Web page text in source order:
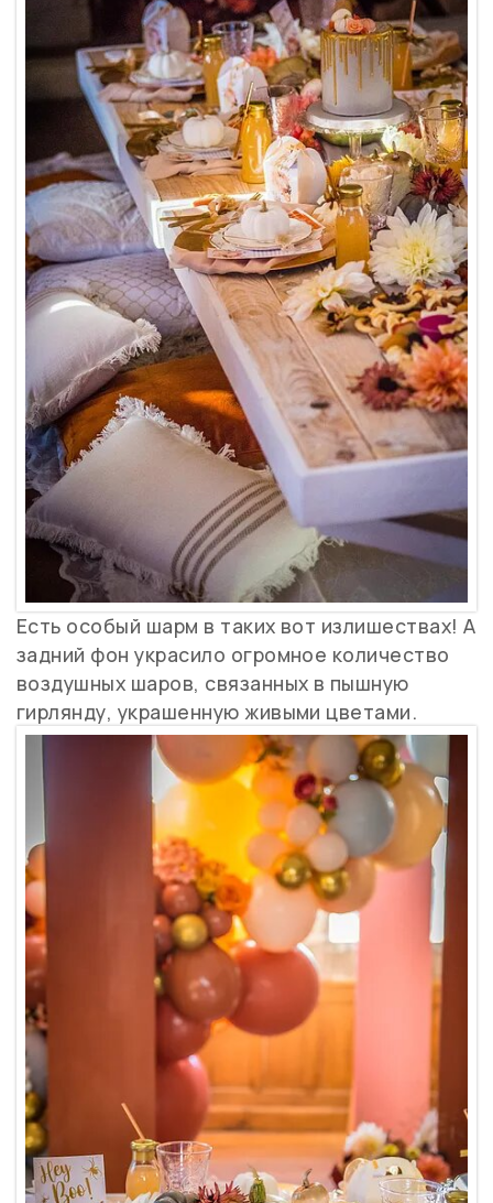
Есть особый шарм в таких вот излишествах! А
задний фон украсило огромное количество
воздушных шаров, связанных в пышную
гирлянду, украшенную живыми цветами.